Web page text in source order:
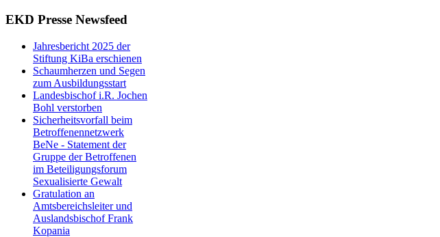
EKD Presse Newsfeed
Jahresbericht 2025 der
Stiftung KiBa erschienen
Schaumherzen und Segen
zum Ausbildungsstart
Landesbischof i.R. Jochen
Bohl verstorben
Sicherheitsvorfall beim
Betroffenennetzwerk
BeNe - Statement der
Gruppe der Betroffenen
im Beteiligungsforum
Sexualisierte Gewalt
Gratulation an
Amtsbereichsleiter und
Auslandsbischof Frank
Kopania